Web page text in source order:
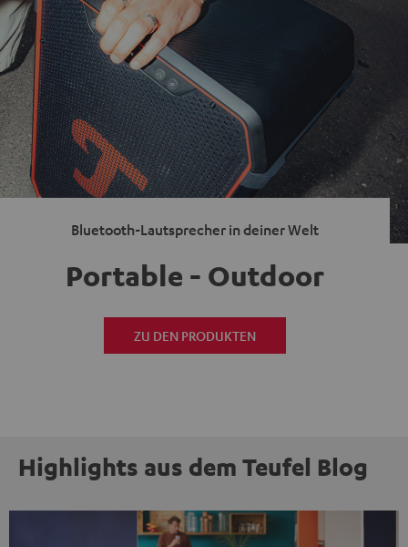
Bluetooth-Lautsprecher in deiner Welt
Portable - Outdoor
ZU DEN PRODUKTEN
Highlights aus dem Teufel Blog